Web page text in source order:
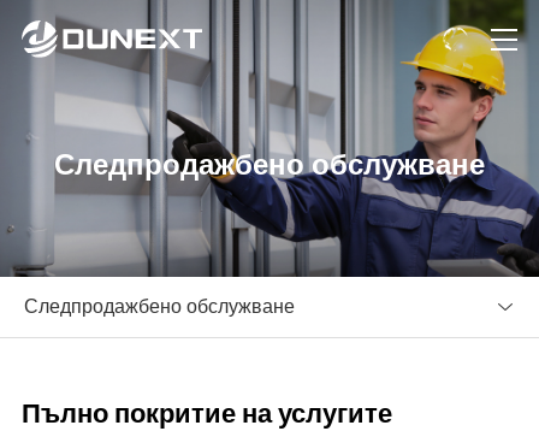
Следпродажбено обслужване
Следпродажбено обслужване
Пълно покритие на услугите